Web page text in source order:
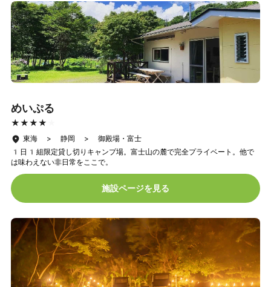
めいぷる
★★★★★
★★★★★
東海 > 静岡 > 御殿場・富士
1日1組限定貸し切りキャンプ場。富士山の麓で完全プライベート。他で
は味わえない非日常をここで。
施設ページを見る